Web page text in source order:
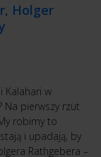
Holger
Kalahari w
Na pierwszy rzut
robimy to
i upadają, by
Rathgebera –